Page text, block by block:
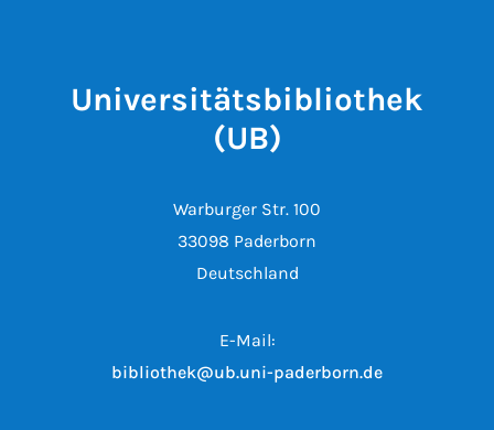
Universitätsbibliothek
(UB)
Warburger Str. 100
33098 Paderborn
Deutschland
E-Mail:
bibliothek@ub.uni-paderborn.de